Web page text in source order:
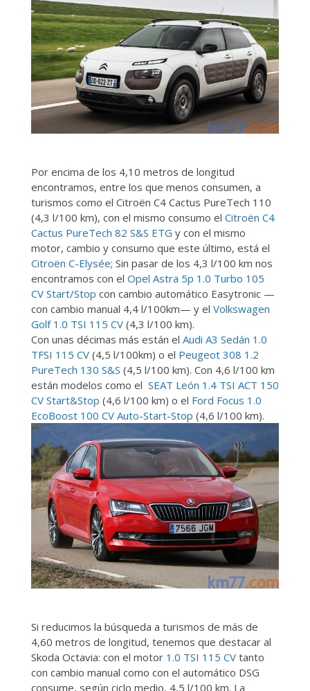
Por encima de los 4,10 metros de longitud
encontramos, entre los que menos consumen, a
turismos como el Citroën C4 Cactus PureTech 110
(4,3 l/100 km), con el mismo consumo el Citroën C4
Cactus PureTech 82 S&S ETG y con el mismo
motor, cambio y consumo que este último, está el
Citroën C-Elysée; Sin pasar de los 4,3 l/100 km nos
encontramos con el Opel Astra 5p 1.0 Turbo 105
CV Start/Stop con cambio automático Easytronic —
con cambio manual 4,4 l/100km— y el Volkswagen
Golf 1.0 TSI 115 CV(4,3 l/100 km).
Con unas décimas más están el Audi A3 Sedán 1.0
TFSI 115 CV (4,5 l/100km) o el Peugeot 308 1.2
PureTech 130 S&S (4,5 l/100 km). Con 4,6 l/100 km
están modelos como el SEAT León 1.4 TSI ACT 150
CV Start&Stop (4,6 l/100 km) o el Ford Focus 1.0
EcoBoost 100 CV Auto-Start-Stop (4,6 l/100 km).
Si reducimos la búsqueda a turismos de más de
4,60 metros de longitud, tenemos que destacar al
Skoda Octavia: con el motor 1.0 TSI 115 CVtanto
con cambio manual como con el automático DSG
consume, según ciclo medio, 4,5 l/100 km. La